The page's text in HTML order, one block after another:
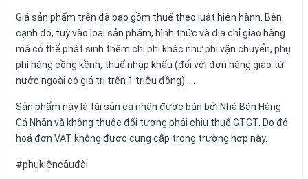
Giá sản phẩm trên đã bao gồm thuế theo luật hiện hành. Bên
cạnh đó, tuỳ vào loại sản phẩm, hình thức và địa chỉ giao hàng
mà có thể phát sinh thêm chi phí khác như phí vận chuyển, phụ
phí hàng cồng kềnh, thuế nhập khẩu (đối với đơn hàng giao từ
nước ngoài có giá trị trên 1 triệu đồng).....
Sản phẩm này là tài sản cá nhân được bán bởi Nhà Bán Hàng
Cá Nhân và không thuộc đối tượng phải chịu thuế GTGT. Do đó
hoá đơn VAT không được cung cấp trong trường hợp này.
#phụkiệncâuđài